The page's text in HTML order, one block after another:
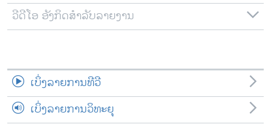
ວີດີໂອ ອັງກິດສຳລັບລາຍງານ
ເບິ່ງລາຍການທີວີ
ເບິ່ງລາຍການວິທະຍຸ